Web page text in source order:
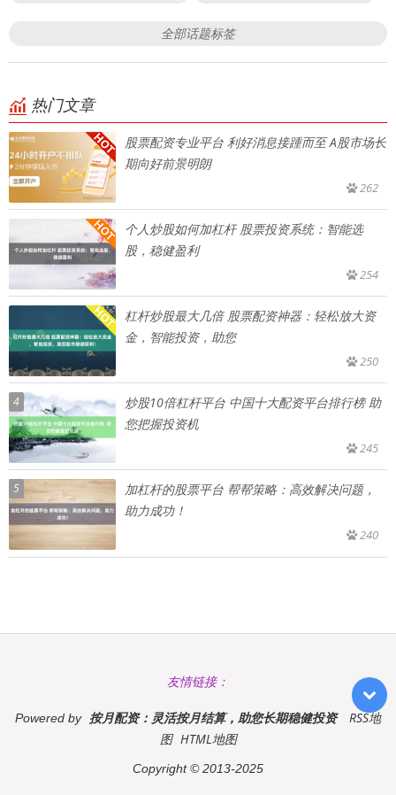
全部话题标签
热门文章
股票配资专业平台 利好消息接踵而至 A股市场长
期向好前景明朗
262
个人炒股如何加杠杆 股票投资系统：智能选
股，稳健盈利
254
杠杆炒股最大几倍 股票配资神器：轻松放大资
金，智能投资，助您
250
4
炒股10倍杠杆平台 中国十大配资平台排行榜 助
您把握投资机
245
5
加杠杆的股票平台 帮帮策略：高效解决问题，
助力成功！
240
友情链接：
Powered by 按月配资：灵活按月结算，助您长期稳健投资
RSS地
图 HTML地图
Copyright© 2013-2025